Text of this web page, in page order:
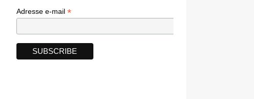
Adresse e-mail *